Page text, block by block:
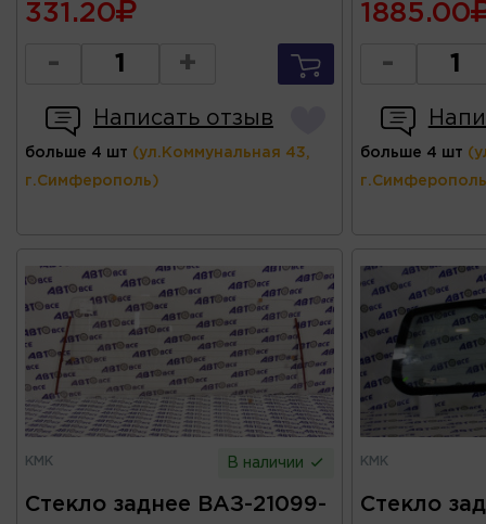
331.20
- +
Написать отзыв
больше 4 шт (ул.Коммунальная 43,
г.Симферополь)
1885.00
-
больше 4 шт
КМК В наличии
Стекло заднее ВАЗ-21099-
КМК
Стекло